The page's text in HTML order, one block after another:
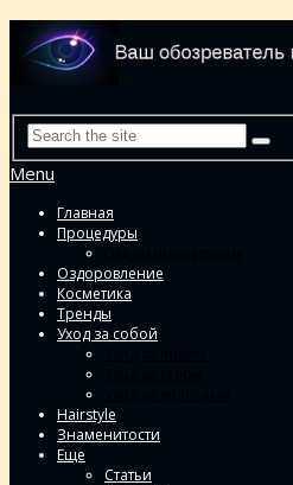
Menu
Главная
Процедуры
Оздоровление
Косметика
Тренды
Уход за собой
Hairstyle
Знаменитости
Еще
Статьи